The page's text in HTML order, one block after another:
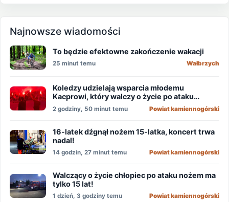
Najnowsze wiadomości
To będzie efektowne zakończenie wakacji
25 minut temu Wałbrzych
Koledzy udzielają wsparcia młodemu
Kacprowi, który walczy o życie po ataku
nożownika!
2 godziny, 50 minut temu Powiat kamiennogórski
16-latek dźgnął nożem 15-latka, koncert trwa
nadal!
14 godzin, 27 minut temu Powiat kamiennogórski
Walczący o życie chłopiec po ataku nożem ma
tylko 15 lat!
1 dzień, 3 godziny temu Powiat kamiennogórski